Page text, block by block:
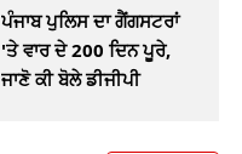
ਪੰਜਾਬ ਪੁਲਿਸ ਦਾ ਗੈਂਗਸਟਰਾਂ
'ਤੇ ਵਾਰ ਦੇ 200 ਦਿਨ ਪੂਰੇ,
ਜਾਣੋ ਕੀ ਬੋਲੇ ਡੀਜੀਪੀ